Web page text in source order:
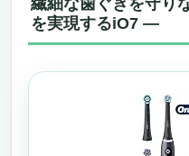
を実現するiO7 ―